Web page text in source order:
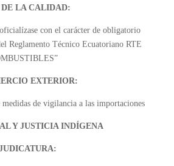
DE LA CALIDAD:
con el carácter de obligatorio
Reglamento Técnico Ecuatoriano RTE
EXTERIOR:
medidas de vigilancia a las importaciones
Y JUSTICIA INDÍGENA